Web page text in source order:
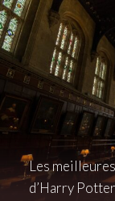
Les
d’Harry Potter